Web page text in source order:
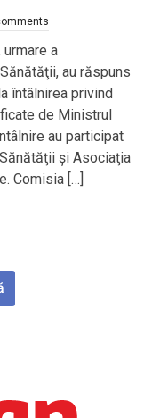
a
au răspuns
întâlnirea privind
de Ministrul
au participat
şi Asociaţia
Comisia […]